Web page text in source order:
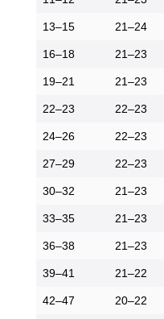
13–15 21–24
16–18 21–23
19–21 21–23
22–23 22–23
24–26 22–23
27–29 22–23
30–32 21–23
33–35 21–23
36–38 21–23
39–41 21–22
42–47 20–22